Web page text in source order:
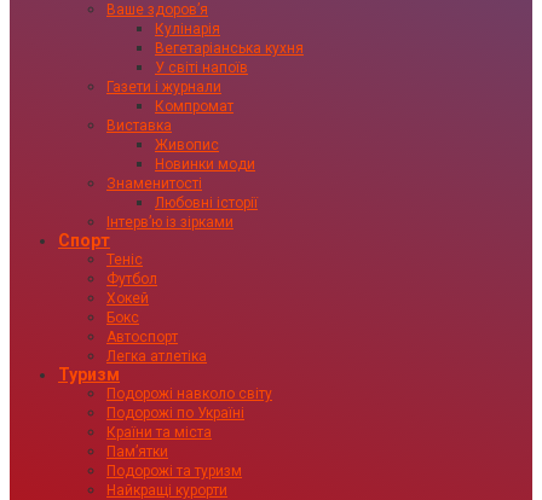
Ваше здоровʼя
Кулінарія
Вегетаріанська кухня
У світі напоїв
Газети і журнали
Компромат
Виставка
Живопис
Новинки моди
Знаменитості
Любовні історії
Інтервʼю із зірками
Спорт
Теніс
Футбол
Хокей
Бокс
Автоспорт
Легка атлетіка
Туризм
Подорожі навколо світу
Подорожі по Україні
Країни та міста
Пам’ятки
Подорожі та туризм
Найкращі курорти